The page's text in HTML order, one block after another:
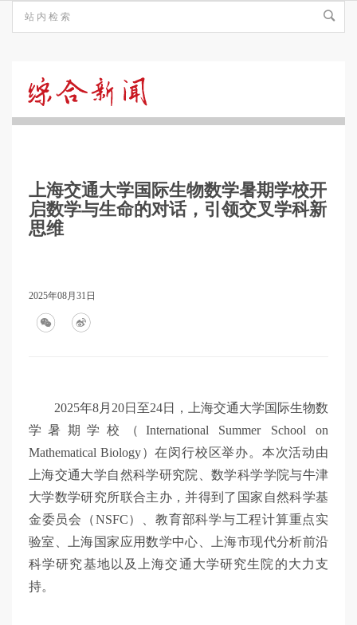
新
上海交通大学国际生物数学暑期学校开
启数学与生命的对话，引领交叉学科新
思维
2025年08月31日
2025年8月20日至24日，上海交通大学国际生物数
学暑期学校（International Summer School on
Mathematical Biology）在闵行校区举办。本次活动由
上海交通大学自然科学研究院、数学科学学院与牛津
大学数学研究所联合主办，并得到了国家自然科学基
金委员会（NSFC）、教育部科学与工程计算重点实
验室、上海国家应用数学中心、上海市现代分析前沿
科学研究基地以及上海交通大学研究生院的大力支
持。